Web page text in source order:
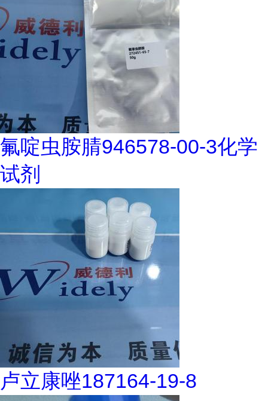
氟啶虫胺腈946578-00-3化学
试剂
卢立康唑187164-19-8